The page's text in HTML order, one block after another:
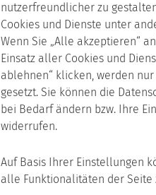
nutzerfreundlicher zu
Cookies und Dienste unter
Wenn Sie „Alle akzeptieren“
Einsatz aller Cookies und
ablehnen“ klicken, werden
gesetzt. Sie können die
bei Bedarf ändern bzw. Ihre
widerrufen.
Auf Basis Ihrer Einstellungen
alle Funktionalitäten der Seite
Referenzen
Werden auch Sie ein